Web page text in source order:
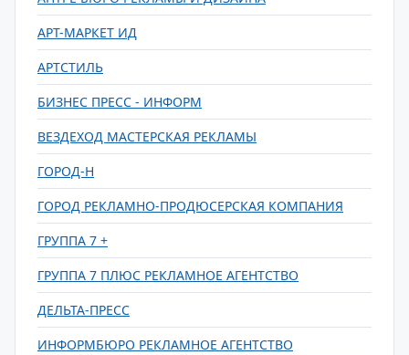
АРТ-МАРКЕТ ИД
АРТСТИЛЬ
БИЗНЕС ПРЕСС - ИНФОРМ
ВЕЗДЕХОД МАСТЕРСКАЯ РЕКЛАМЫ
ГОРОД-Н
ГОРОД РЕКЛАМНО-ПРОДЮСЕРСКАЯ КОМПАНИЯ
ГРУППА 7 +
ГРУППА 7 ПЛЮС РЕКЛАМНОЕ АГЕНТСТВО
ДЕЛЬТА-ПРЕСС
ИНФОРМБЮРО РЕКЛАМНОЕ АГЕНТСТВО